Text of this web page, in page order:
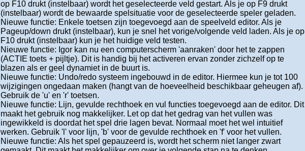
op F10 drukt (instelbaar) wordt het geselecteerde veld gestart. Als je op F9 drukt
(instelbaar) wordt de bewaarde spelsituatie voor de geselecteerde speler geladen.
Nieuwe functie: Enkele toetsen zijn toegevoegd aan de speelveld editor. Als je
Pageup/down drukt (instelbaar), kun je snel het vorige/volgende veld laden. Als je op
F10 drukt (instelbaar) kun je het huidige veld testen.
Nieuwe functie: Igor kan nu een computerscherm 'aanraken' door het te zappen
(ACTIE toets + pijltje). Dit is handig bij het activeren ervan zonder zichzelf op te
blazen als er geel dynamiet in de buurt is.
Nieuwe functie: Undo/redo systeem ingebouwd in de editor. Hiermee kun je tot 100
wijzigingen ongedaan maken (hangt van de hoeveelheid beschikbaar geheugen af).
Gebruik de 'u' en 'r' toetsen.
Nieuwe functie: Lijn, gevulde rechthoek en vul functies toegevoegd aan de editor. Dit
maakt het gebruik nog makkelijker. Let op dat het gedrag van het vullen was
ingewikkeld is doordat het spel drie lagen bevat. Normaal moet het wel intuitief
werken. Gebruik 'l' voor lijn, 'b' voor de gevulde rechthoek en 'f' voor het vullen.
Nieuwe functie: Als het spel gepauzeerd is, wordt het scherm niet langer zwart